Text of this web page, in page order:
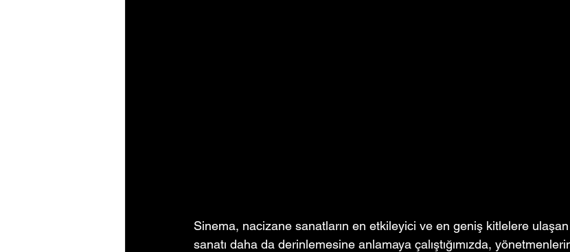
Sinema, nacizane sanatların en etkileyici ve en geniş kitlelere
sanatı daha da derinlemesine anlamaya çalıştığımızda,